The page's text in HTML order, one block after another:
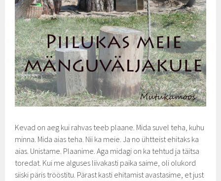
Kevad on aeg kui rahvas teeb plaane. Mida suvel teha, kuhu
minna. Mida aias teha. Nii ka meie. Ja no ühtteist ehitaks ka
aias. Unistame. Plaanime. Aga midagi on ka tehtud ja täitsa
toredat. Kui me alguses liivakasti paika saime, oli olukord
siiski päris trööstitu. Pärast kasti ehitamist avastasime, et just